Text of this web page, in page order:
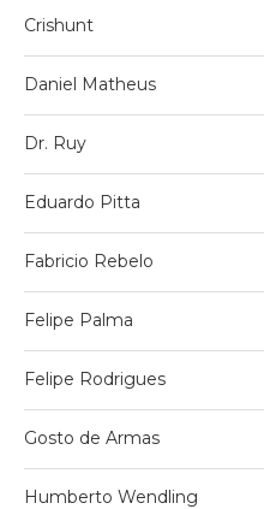
Crishunt
Daniel Matheus
Dr. Ruy
Eduardo Pitta
Fabricio Rebelo
Felipe Palma
Felipe Rodrigues
Gosto de Armas
Humberto Wendling